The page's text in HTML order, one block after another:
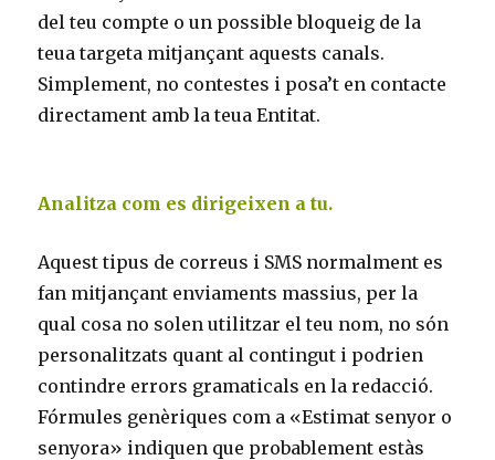
del teu compte o un possible bloqueig de la
teua targeta mitjançant aquests canals.
Simplement, no contestes i posa’t en contacte
directament amb la teua Entitat.
Analitza com es dirigeixen a tu.
Aquest tipus de correus i SMS normalment es
fan mitjançant enviaments massius, per la
qual cosa no solen utilitzar el teu nom, no són
personalitzats quant al contingut i podrien
contindre errors gramaticals en la redacció.
Fórmules genèriques com a «Estimat senyor o
senyora» indiquen que probablement estàs